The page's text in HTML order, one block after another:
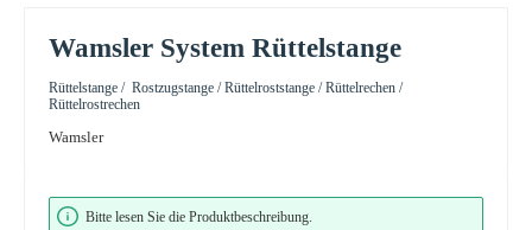
Wamsler System Rüttelstange
Rüttelstange / Rostzugstange / Rüttelroststange / Rüttelrechen /
Rüttelrostrechen
Wamsler
Bildergalerie überspringen
Bitte lesen Sie die Produktbeschreibung.